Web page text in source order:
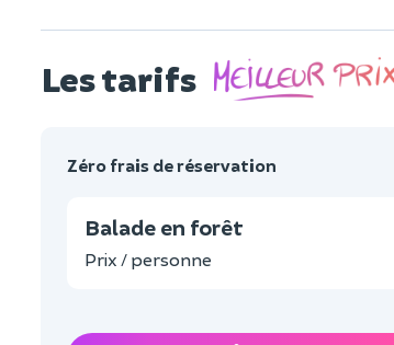
Les tarifs
Zéro frais de réservation
Balade en forêt
Prix / personne